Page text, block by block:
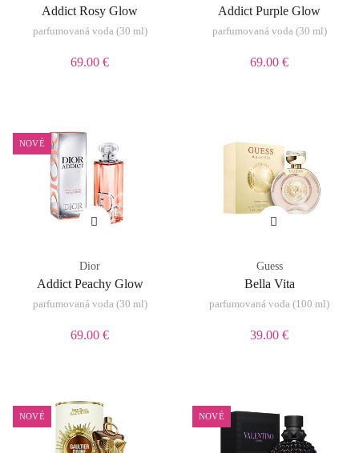
Addict Rosy Glow
parfumovaná voda (30 ml)
69.00 €
Addict Purple Glow
parfumovaná voda (30 ml)
69.00 €
NOVÉ
Dior
Addict Peachy Glow
parfumovaná voda (30 ml)
69.00 €
Guess
Bella Vita
parfumovaná voda (100 ml)
39.00 €
NOVÉ NOVÉ